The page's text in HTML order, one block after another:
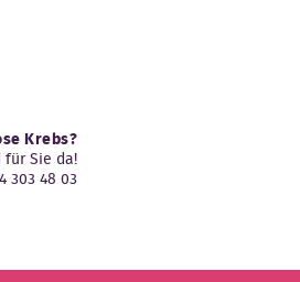
Krebs?
Sie da!
303 48 03